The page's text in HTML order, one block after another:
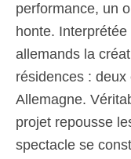
performance, un
honte.
allemands la
résidences :
Allemagne.
projet repousse
spectacle se